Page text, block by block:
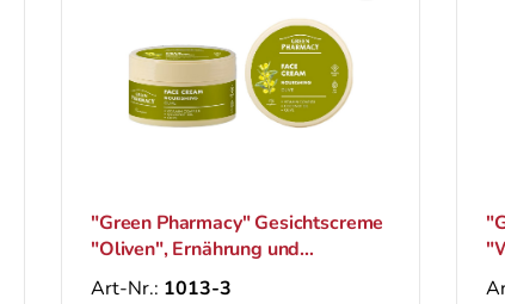
"Green Pharmacy" Gesichtscreme
"Oliven", Ernährung und
Wiederholen, 200 ml
Art-Nr.: 1013-3
ml